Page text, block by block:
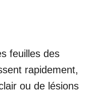
feuilles des
rapidement,
ou de lésions